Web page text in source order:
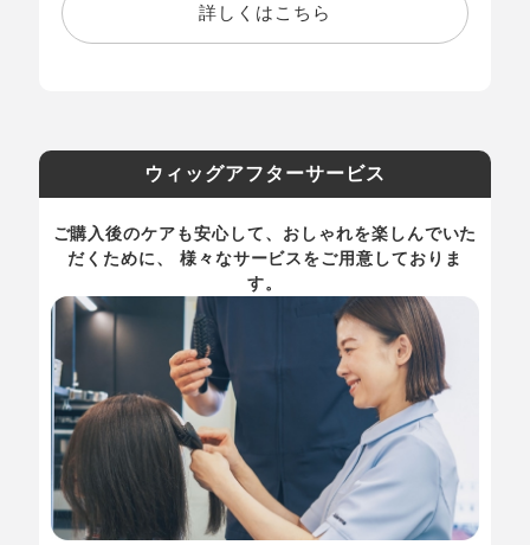
詳しくはこちら
ウィッグアフターサービス
ご購入後のケアも安心して、おしゃれを楽しんでいた
だくために、 様々なサービスをご用意しておりま
す。